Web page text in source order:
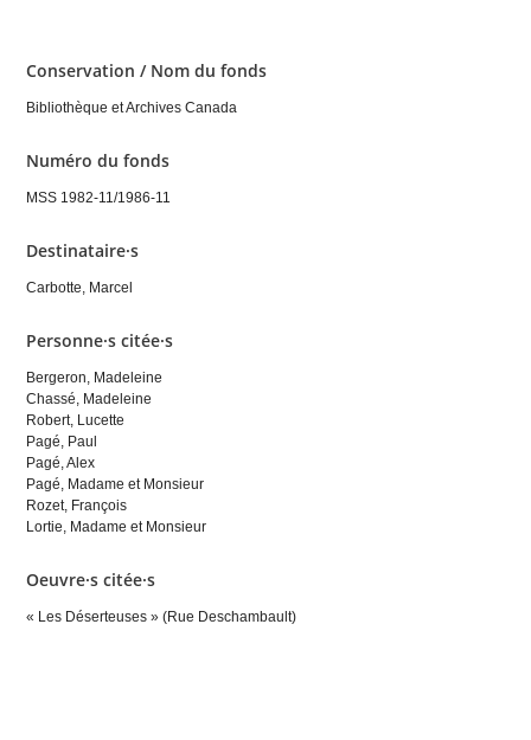
Conservation / Nom du fonds
Bibliothèque et Archives Canada
Numéro du fonds
MSS 1982-11/1986-11
Destinataire·s
Carbotte, Marcel
Personne·s citée·s
Bergeron, Madeleine
Chassé, Madeleine
Robert, Lucette
Pagé, Paul
Pagé, Alex
Pagé, Madame et Monsieur
Rozet, François
Lortie, Madame et Monsieur
Oeuvre·s citée·s
« Les Déserteuses » (Rue Deschambault)